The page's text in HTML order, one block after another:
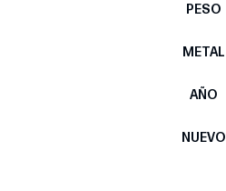
PESO
METAL
AÑO
NUEVO